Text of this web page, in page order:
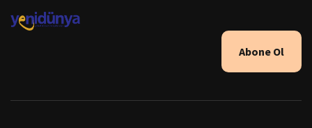
Abone Ol